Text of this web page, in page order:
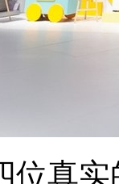
位真